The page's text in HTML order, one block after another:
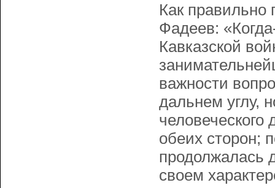
Как правильно
Фадеев:
Кавказской
важности
дальнем углу,
обеих сторон;
продолжалась
своем